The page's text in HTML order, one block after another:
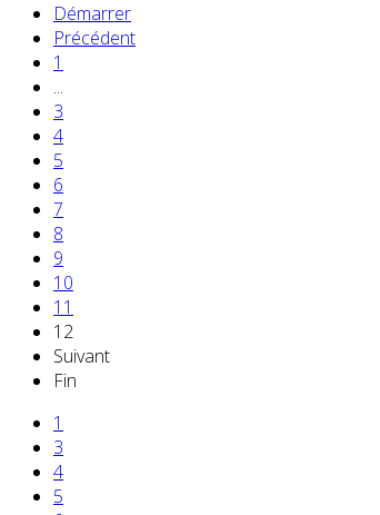
Démarrer
Précédent
1
...
3
4
5
6
7
8
9
10
11
12
Suivant
Fin
1
3
4
5